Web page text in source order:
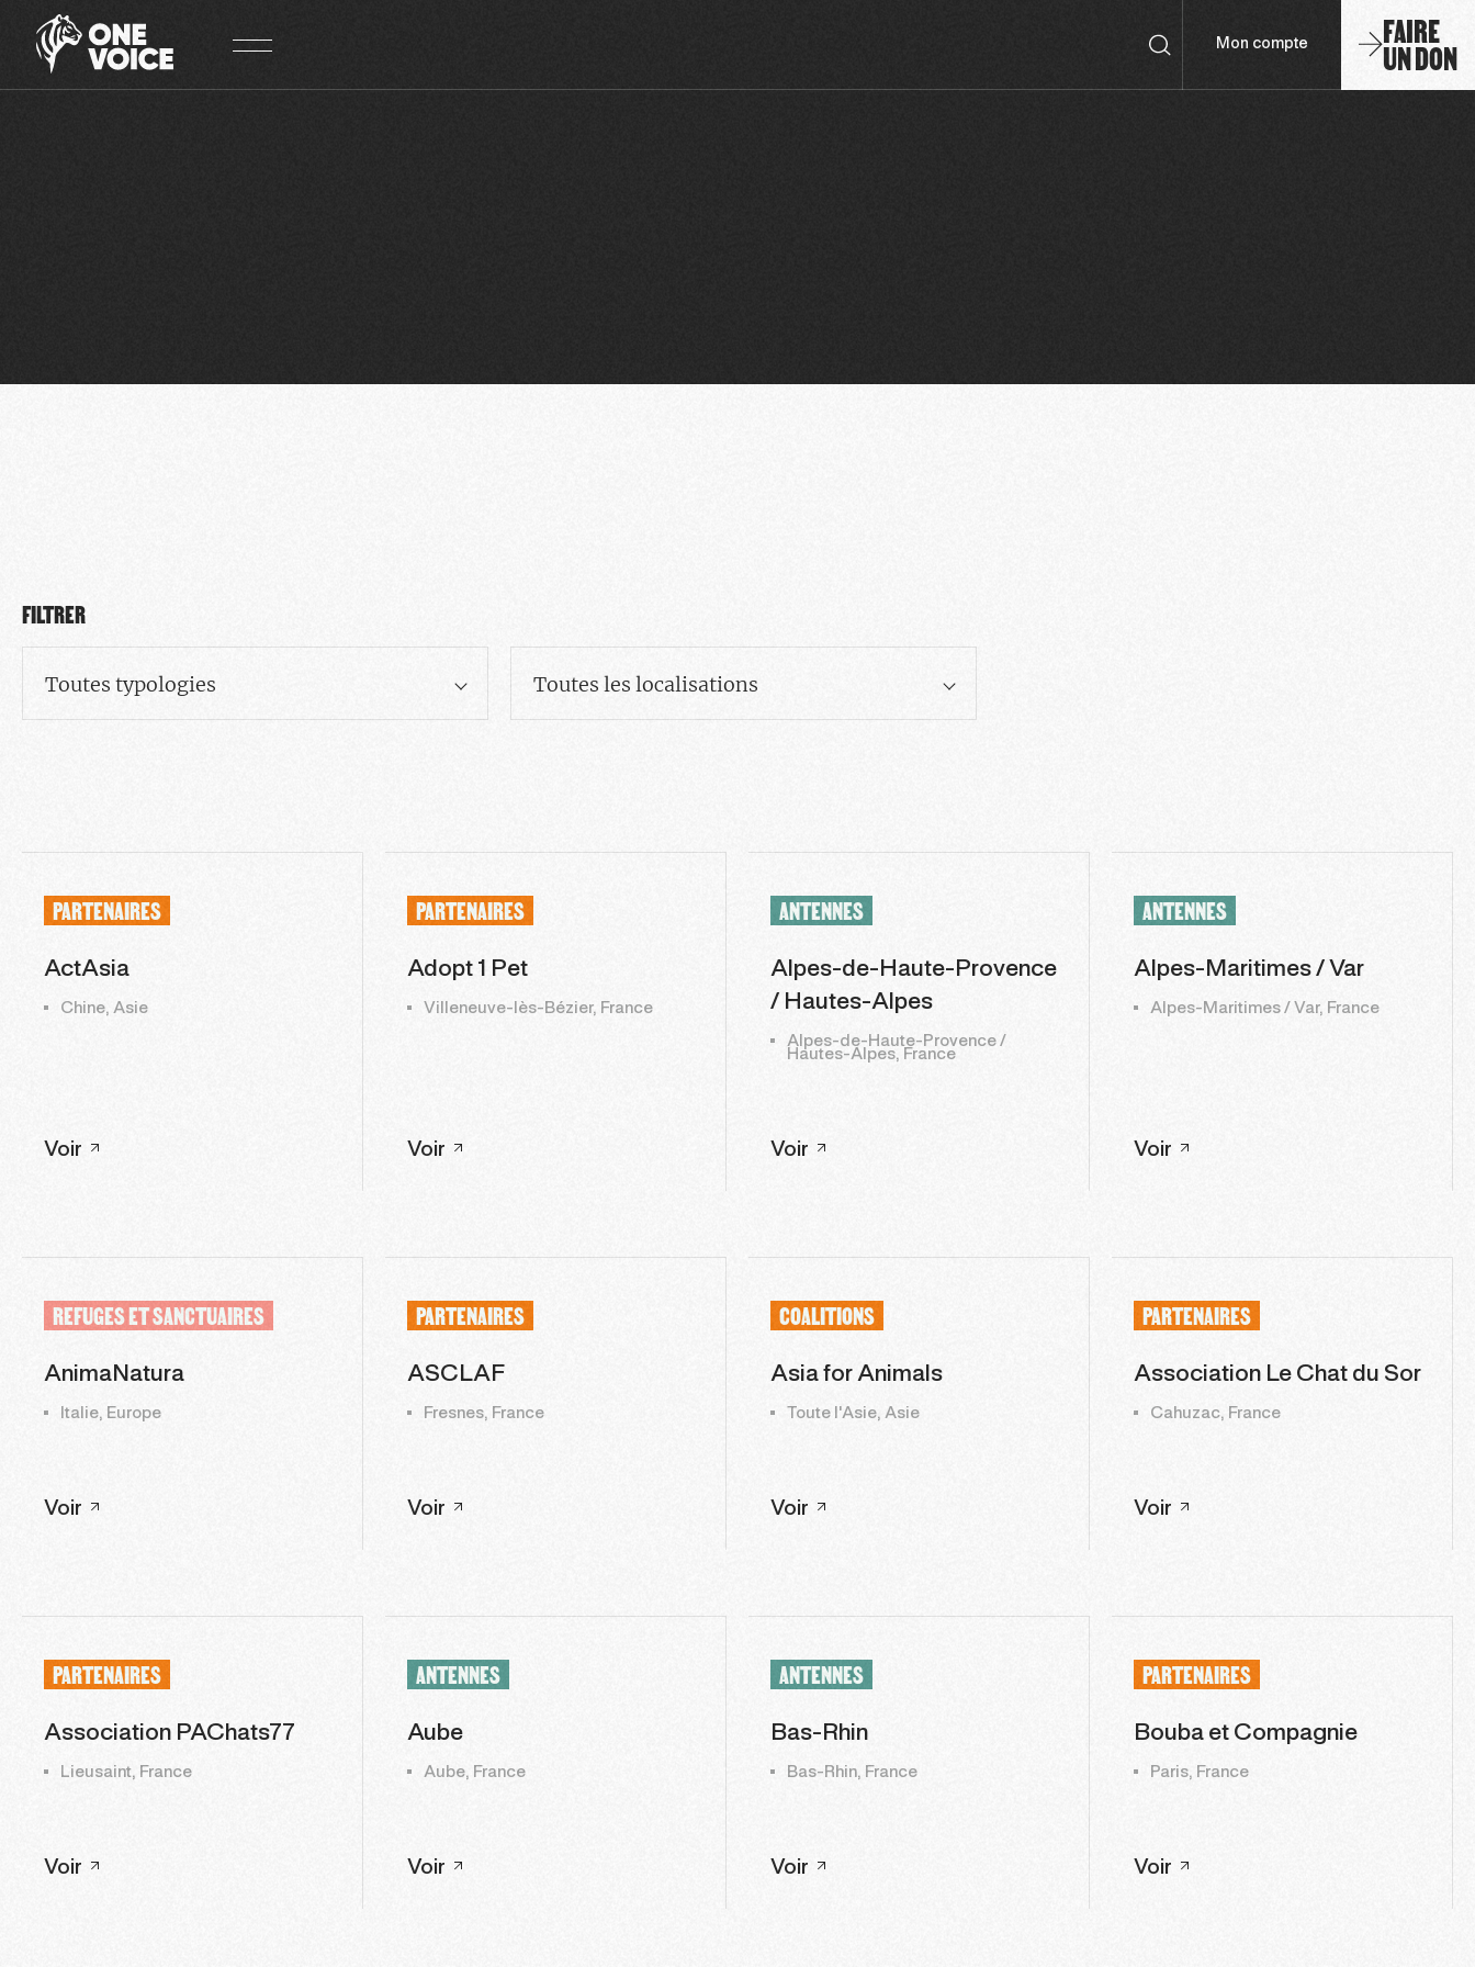
Mon compte FAIRE
UN DON
FILTRER
Toutes typologies Toutes les localisations
PARTENAIRES
ActAsia
Chine, Asie
Voir
PARTENAIRES
Adopt 1 Pet
Villeneuve-lès-Bézier, France
Voir
ANTENNES
Alpes-de-Haute-Provence
/ Hautes-Alpes
Alpes-de-Haute-Provence /
Hautes-Alpes, France
Voir
ANTENNES
Alpes-Maritimes / Var
Alpes-Maritimes / Var, France
Voir
REFUGES ET SANCTUAIRES
AnimaNatura
Italie, Europe
Voir
PARTENAIRES
ASCLAF
Fresnes, France
Voir
COALITIONS
Asia for Animals
Toute l'Asie, Asie
Voir
PARTENAIRES
Association Le Chat du Sor
Cahuzac, France
Voir
PARTENAIRES
Association PAChats77
Lieusaint, France
Voir
ANTENNES
Aube
Aube, France
Voir
ANTENNES
Bas-Rhin
Bas-Rhin, France
Voir
PARTENAIRES
Bouba et Compagnie
Paris, France
Voir